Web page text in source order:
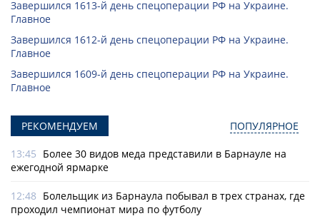
Завершился 1613-й день спецоперации РФ на Украине.
Главное
Завершился 1612-й день спецоперации РФ на Украине.
Главное
Завершился 1609-й день спецоперации РФ на Украине.
Главное
РЕКОМЕНДУЕМ ПОПУЛЯРНОЕ
13:45 Более 30 видов меда представили в Барнауле на
ежегодной ярмарке
12:48 Болельщик из Барнаула побывал в трех странах, где
проходил чемпионат мира по футболу